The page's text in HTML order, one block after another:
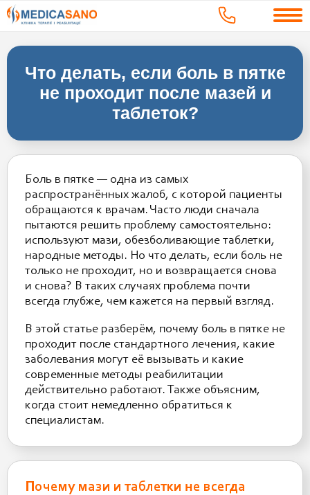
Что делать, если боль в пятке
не проходит после мазей и
таблеток?
Боль в пятке — одна из самых
распространённых жалоб, с которой пациенты
обращаются к врачам. Часто люди сначала
пытаются решить проблему самостоятельно:
используют мази, обезболивающие таблетки,
народные методы. Но что делать, если боль не
только не проходит, но и возвращается снова
и снова? В таких случаях проблема почти
всегда глубже, чем кажется на первый взгляд.
В этой статье разберём, почему боль в пятке не
проходит после стандартного лечения, какие
заболевания могут её вызывать и какие
современные методы реабилитации
действительно работают. Также объясним,
когда стоит немедленно обратиться к
специалистам.
Почему мази и таблетки не всегда